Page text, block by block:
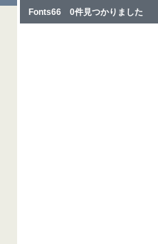
Fonts66 0件見つかりました